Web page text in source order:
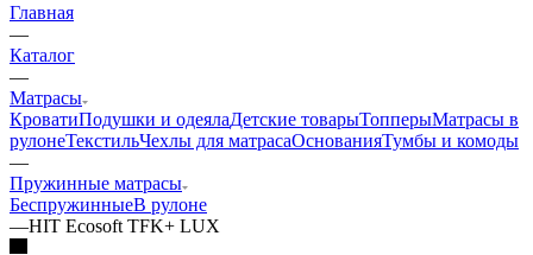
Главная
—
Каталог
—
Матрасы
КроватиПодушки и одеялаДетские товарыТопперыМатрасы в
рулонеТекстильЧехлы для матрасаОснованияТумбы и комоды
—
Пружинные матрасы
БеспружинныеВ рулоне
—HIT Ecosoft TFK+ LUX